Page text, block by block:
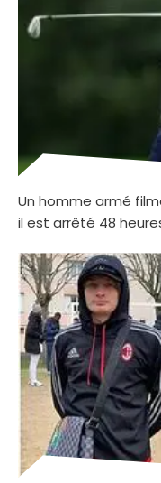
Un homme armé
il est arrêté 48